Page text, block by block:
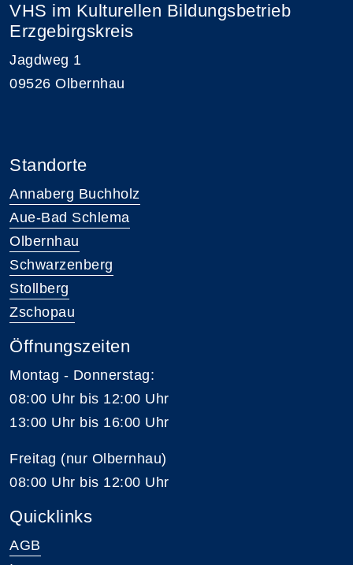
VHS im Kulturellen Bildungsbetrieb
Erzgebirgskreis
Jagdweg 1
09526 Olbernhau
Standorte
Annaberg Buchholz
Aue-Bad Schlema
Olbernhau
Schwarzenberg
Stollberg
Zschopau
Öffnungszeiten
Montag - Donnerstag:
08:00 Uhr bis 12:00 Uhr
13:00 Uhr bis 16:00 Uhr
Freitag (nur Olbernhau)
08:00 Uhr bis 12:00 Uhr
Quicklinks
AGB